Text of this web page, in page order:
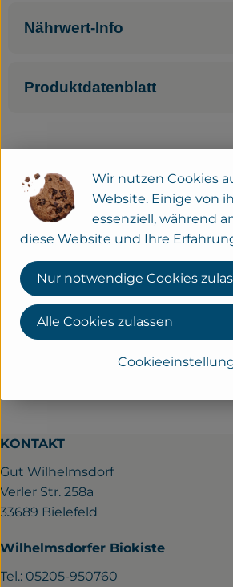
Nährwert-Info
Produktdatenblatt
Herkunft
Hersteller: THV
THE VEGAN COW
KONTAKT
Gut Wilhelmsdorf
Verler Str. 258a
33689 Bielefeld
Wilhelmsdorfer Biokiste
Tel.: 05205-950760
Wir nutzen Cookies
Website. Einige von
essenziell, während
diese Website und Ihre
Nur notwendige Cookies
Alle Cookies zulassen